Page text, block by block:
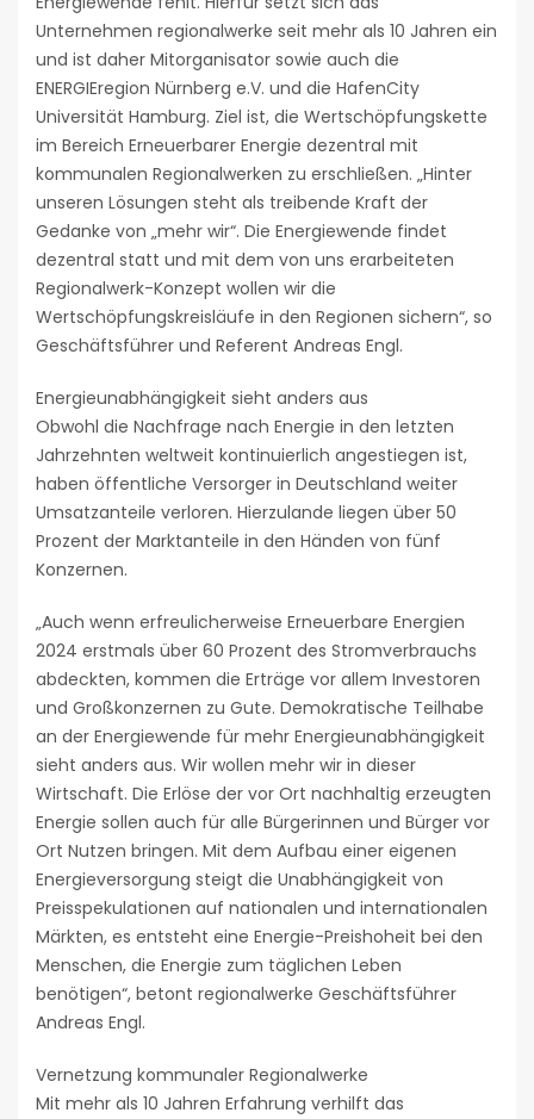
Unternehmen regionalwerke seit mehr als 10 Jahren ein
und ist daher Mitorganisator sowie auch die
ENERGIEregion Nürnberg e.V. und die HafenCity
Universität Hamburg. Ziel ist, die Wertschöpfungskette
im Bereich Erneuerbarer Energie dezentral mit
kommunalen Regionalwerken zu erschließen. „Hinter
unseren Lösungen steht als treibende Kraft der
Gedanke von „mehr wir“. Die Energiewende findet
dezentral statt und mit dem von uns erarbeiteten
Regionalwerk-Konzept wollen wir die
Wertschöpfungskreisläufe in den Regionen sichern“, so
Geschäftsführer und Referent Andreas Engl.
Energieunabhängigkeit sieht anders aus
Obwohl die Nachfrage nach Energie in den letzten
Jahrzehnten weltweit kontinuierlich angestiegen ist,
haben öffentliche Versorger in Deutschland weiter
Umsatzanteile verloren. Hierzulande liegen über 50
Prozent der Marktanteile in den Händen von fünf
Konzernen.
„Auch wenn erfreulicherweise Erneuerbare Energien
2024 erstmals über 60 Prozent des Stromverbrauchs
abdeckten, kommen die Erträge vor allem Investoren
und Großkonzernen zu Gute. Demokratische Teilhabe
an der Energiewende für mehr Energieunabhängigkeit
sieht anders aus. Wir wollen mehr wir in dieser
Wirtschaft. Die Erlöse der vor Ort nachhaltig erzeugten
Energie sollen auch für alle Bürgerinnen und Bürger vor
Ort Nutzen bringen. Mit dem Aufbau einer eigenen
Energieversorgung steigt die Unabhängigkeit von
Preisspekulationen auf nationalen und internationalen
Märkten, es entsteht eine Energie-Preishoheit bei den
Menschen, die Energie zum täglichen Leben
benötigen“, betont regionalwerke Geschäftsführer
Andreas Engl.
Vernetzung kommunaler Regionalwerke
Mit mehr als 10 Jahren Erfahrung verhilft das